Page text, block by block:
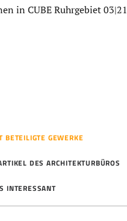
in CUBE Ruhrgebiet
BETEILIGTE GEWERKE
DES ARCHITEKTURBÜROS
INTERESSANT